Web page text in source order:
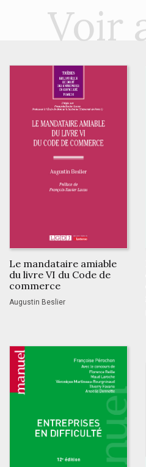
Voir
Le mandataire amiable
du livre VI du Code de
commerce
Augustin Beslier